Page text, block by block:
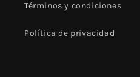
Términos y condiciones
Política de privacidad